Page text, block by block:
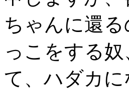
ちゃんに還
っこをする
て、ハダカ